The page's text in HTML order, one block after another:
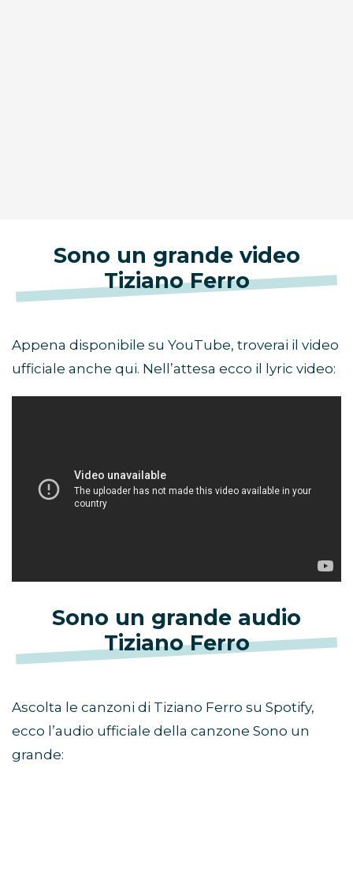
Sono un grande video
Tiziano Ferro
Appena disponibile su YouTube, troverai il video
ufficiale anche qui. Nell’attesa ecco il lyric video:
Sono un grande audio
Tiziano Ferro
Ascolta le canzoni di Tiziano Ferro su Spotify,
ecco l’audio ufficiale della canzone Sono un
grande: